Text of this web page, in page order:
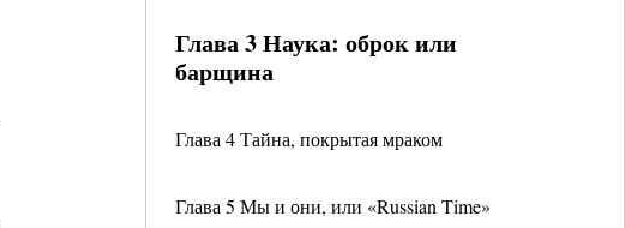
Глава 3 Наука: оброк или
барщина
Глава 4 Тайна, покрытая мраком
Глава 5 Мы и они, или «Russian Time»